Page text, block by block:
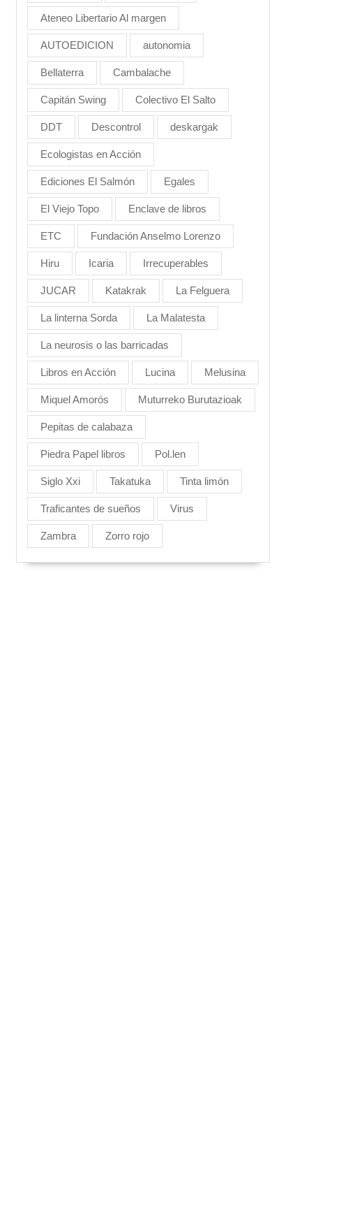
Ateneo Libertario Al margen
AUTOEDICION autonomia
Bellaterra Cambalache
Capitán Swing Colectivo El Salto
DDT Descontrol deskargak
Ecologistas en Acción
Ediciones El Salmón Egales
El Viejo Topo Enclave de libros
ETC Fundación Anselmo Lorenzo
Hiru Icaria Irrecuperables
JUCAR Katakrak La Felguera
La linterna Sorda La Malatesta
La neurosis o las barricadas
Libros en Acción Lucina Melusina
Miquel Amorós Muturreko Burutazioak
Pepitas de calabaza
Piedra Papel libros Pol.len
Siglo Xxi Takatuka Tinta limón
Traficantes de sueños Virus
Zambra Zorro rojo